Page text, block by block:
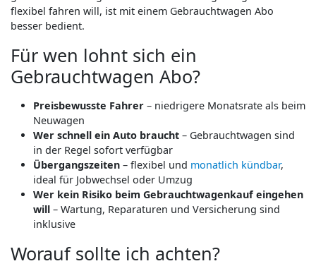
flexibel fahren will, ist mit einem Gebrauchtwagen Abo
besser bedient.
Für wen lohnt sich ein
Gebrauchtwagen Abo?
Preisbewusste Fahrer – niedrigere Monatsrate als beim
Neuwagen
Wer schnell ein Auto braucht – Gebrauchtwagen sind
in der Regel sofort verfügbar
Übergangszeiten – flexibel und monatlich kündbar,
ideal für Jobwechsel oder Umzug
Wer kein Risiko beim Gebrauchtwagenkauf eingehen
will – Wartung, Reparaturen und Versicherung sind
inklusive
Worauf sollte ich achten?